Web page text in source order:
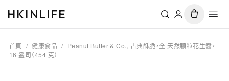
HKINLIFE
首頁 / 健康食品 / Peanut Butter & Co., 古典酥脆，全 天然顆粒花生醬，
16 盎司（454 克）